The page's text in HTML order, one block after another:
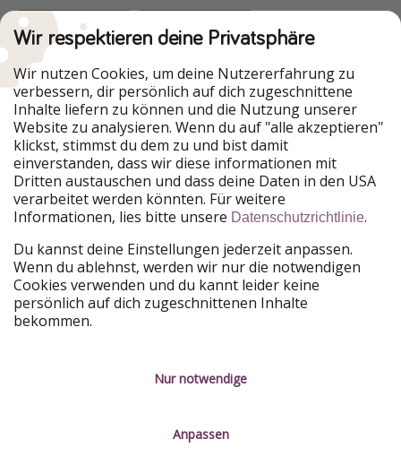
Urlaubspiraten ist Teil der HolidayPirates Group
Unsere Märkte
PiratinViaggio
HolidayPirates
VakantiePiraten
WakacyjniPiraci
VoyagesPirates
Ferienpiraten
Urlaubspiraten
ViajerosPiratas
TravelPirates
HolidayPirates Group
Lerne uns kennen
Über uns
Rechtliches
Kontakt
Wir respektieren deine Privatsphäre
Wir nutzen Cookies, um deine Nutzererfahrung zu
verbessern, dir persönlich auf dich zugeschnittene
Inhalte liefern zu können und die Nutzung unserer
Website zu analysieren. Wenn du auf "alle akzeptieren"
klickst, stimmst du dem zu und bist damit
einverstanden, dass wir diese informationen mit
Dritten austauschen und dass deine Daten in den USA
verarbeitet werden könnten. Für weitere
Informationen, lies bitte unsere Datenschutzrichtlinie.
Du kannst deine Einstellungen jederzeit anpassen.
Wenn du ablehnst, werden wir nur die notwendigen
Cookies verwenden und du kannt leider keine
persönlich auf dich zugeschnittenen Inhalte
bekommen.
Nur notwendige
Anpassen